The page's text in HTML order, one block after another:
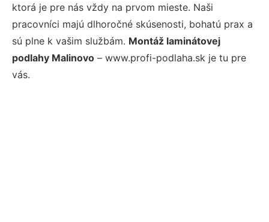
ktorá je pre nás vždy na prvom mieste. Naši
pracovníci majú dlhoročné skúsenosti, bohatú prax a
sú plne k vašim službám. Montáž laminátovej
podlahy Malinovo – www.profi-podlaha.sk je tu pre
vás.